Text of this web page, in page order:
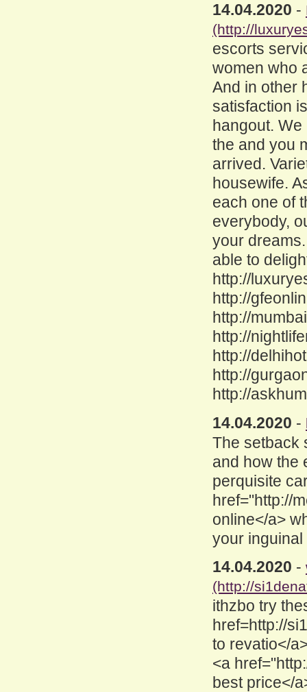
14.04.2020 -
(http://
escorts
women who
And in other
satisfaction
hangout.
the and you
arrived.
housewife.
each one of
everybody,
your
able to
http://
http://
http://
http://
http://
http://
http://
14.04.2020 -
The setback
and how the
perquisite
href="http://
online</a>
your
14.04.2020 -
(http://
ithzbo try
href=http://
to revatio</
<a
best price</